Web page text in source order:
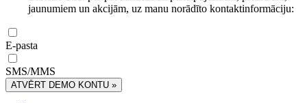
jaunumiem un akcijām, uz manu norādīto kontaktinformāciju:
E-pasta
SMS/MMS
ATVĒRT DEMO KONTU »